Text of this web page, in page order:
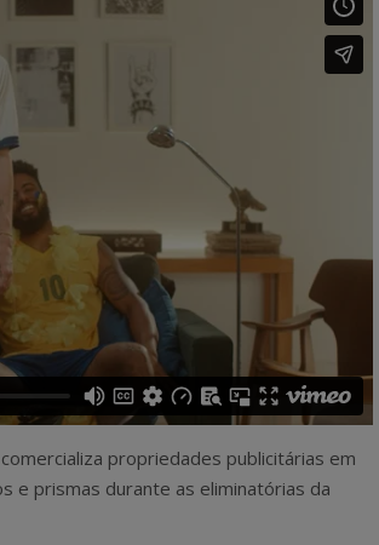
propriedades publicitárias em
e prismas durante as eliminatórias da